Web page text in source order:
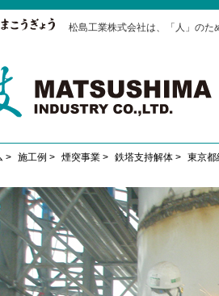
松島工業株式会社は、「人」の
> 施工例 > 煙突事業 > 鉄塔支持解体 > 東京都